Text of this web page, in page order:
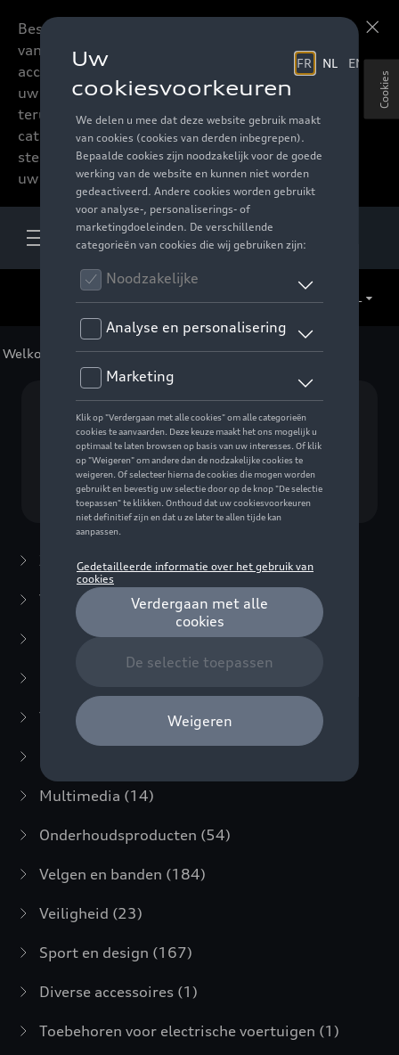
Beste accessoires-lovers,
vanaf nu kan u het hele
accessoire assortiment van
uw favoriete merk
terugvinden in de online
catalogus. Deze kunnen
steeds besteld worden via
uw verdeler.
Welkom Voor uw Audi >Lifestyle > Cobi
Geen model geselecteerd (Alles weergeven)
Kies een model
Zomeraccessoires(7)
Winteraccessoires(20)
(38)
Transport
Multimedia (14)
Onderhoudsproducten (54)
Velgen en banden (184)
Veiligheid (23)
Sport en design (167)
Diverse accessoires (1)
Toebehoren voor electrische voertuigen (1)
Cookies